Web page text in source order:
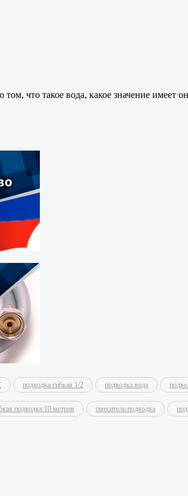
что такое вода, какое значение имеет
подводка гибкая 1/2 подводка вода
подводка 10 метров смеситель подводка